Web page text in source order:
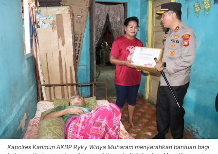
Kapolres Karimun AKBP Ryky Widya Muharam menyerahkan bantuan bagi